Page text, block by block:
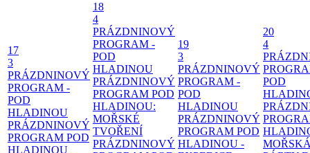
17
3
PRÁZDNINOVÝ
PROGRAM -
POD
HLADINOU
PRÁZDNINOVÝ
PROGRAM POD
HLADINOU
18
4
PRÁZDNINOVÝ
PROGRAM -
POD
HLADINOU
PRÁZDNINOVÝ
PROGRAM POD
HLADINOU:
MOŘSKÉ
TVOŘENÍ
PRÁZDNINOVÝ
19
3
PRÁZDNINOVÝ
PROGRAM -
POD
HLADINOU
PRÁZDNINOVÝ
PROGRAM POD
HLADINOU -
20
4
POD